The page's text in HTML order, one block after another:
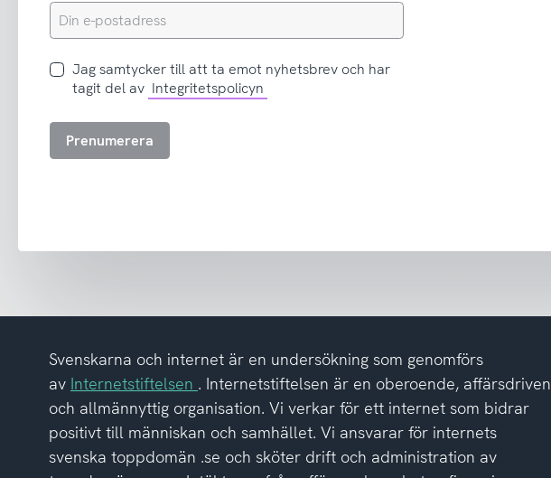
Din
e-
Jag
samtycker
att
tagit
integritetspolicyn
Jag samtycker till att ta emot nyhetsbrev och har
tagit del av Integritetspolicyn
Prenumerera
Svenskarna och internet är en undersökning som genomförs
av Internetstiftelsen . Internetstiftelsen är en oberoende, affärsdriven
och allmännyttig organisation. Vi verkar för ett internet som bidrar
positivt till människan och samhället. Vi ansvarar för internets
svenska toppdomän .se och sköter drift och administration av